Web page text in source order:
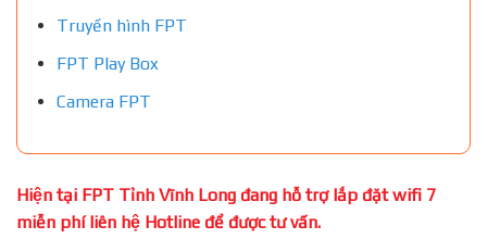
Truyền hình FPT
FPT Play Box
Camera FPT
Hiện tại FPT Tỉnh Vĩnh Long đang hỗ trợ lắp đặt wifi 7
miễn phí liên hệ Hotline để được tư vấn.